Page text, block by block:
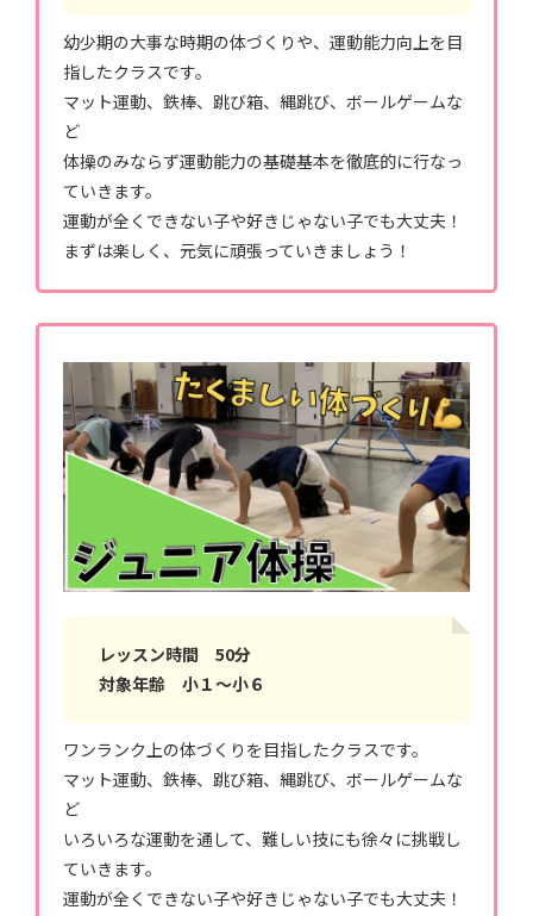
幼少期の大事な時期の体づくりや、運動能力向上を目
指したクラスです。
マット運動、鉄棒、跳び箱、縄跳び、ボールゲームな
ど
体操のみならず運動能力の基礎基本を徹底的に行なっ
ていきます。
運動が全くできない子や好きじゃない子でも大丈夫！
まずは楽しく、元気に頑張っていきましょう！
レッスン時間 50分
対象年齢 小１〜小６
ワンランク上の体づくりを目指したクラスです。
マット運動、鉄棒、跳び箱、縄跳び、ボールゲームな
ど
いろいろな運動を通して、難しい技にも徐々に挑戦し
ていきます。
運動が全くできない子や好きじゃない子でも大丈夫！